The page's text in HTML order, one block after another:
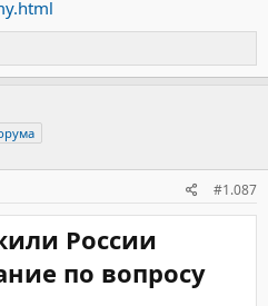
#1.087
России
по вопросу